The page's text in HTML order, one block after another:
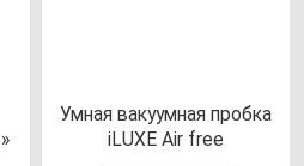
Умная ва­ку­ум­ная проб­ка
iLUXE Air free